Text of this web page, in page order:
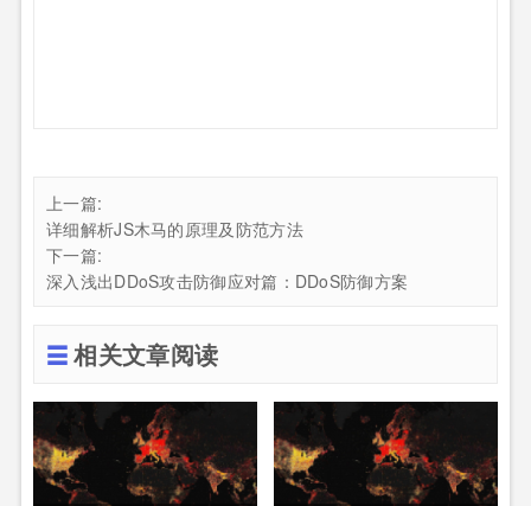
上一篇:
详细解析JS木马的原理及防范方法
下一篇:
深入浅出DDoS攻击防御应对篇：DDoS防御方案
相关文章阅读